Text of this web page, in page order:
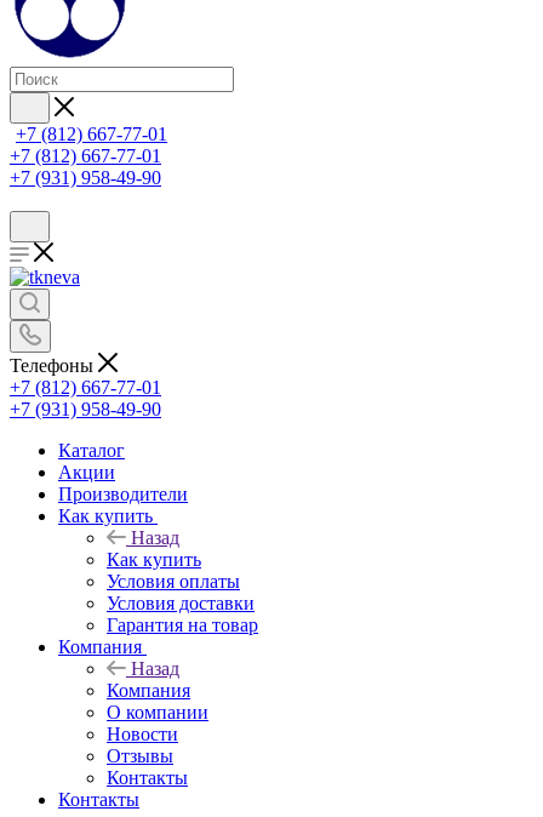
+7 (812) 667-77-01
+7 (812) 667-77-01
+7 (931) 958-49-90
Телефоны
+7 (812) 667-77-01
+7 (931) 958-49-90
Каталог
Акции
Производители
Как купить
Назад
Как купить
Условия оплаты
Условия доставки
Гарантия на товар
Компания
Назад
Компания
О компании
Новости
Отзывы
Контакты
Контакты